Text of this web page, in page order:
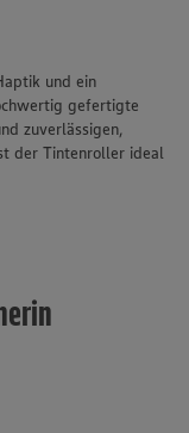
und ein
gefertigte
zuverlässigen,
der Tintenroller ideal